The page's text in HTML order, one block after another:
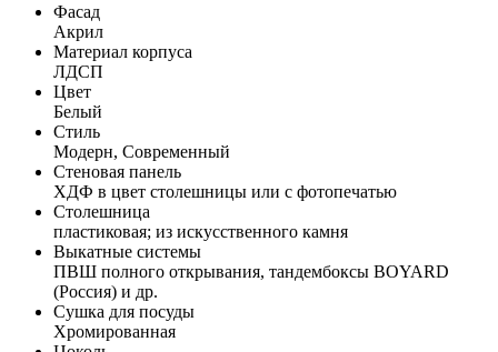
Фасад
Акрил
Материал корпуса
ЛДСП
Цвет
Белый
Стиль
Модерн, Современный
Стеновая панель
ХДФ в цвет столешницы или с фотопечатью
Столешница
пластиковая; из искусственного камня
Выкатные системы
ПВШ полного открывания, тандембоксы BOYARD
(Россия) и др.
Сушка для посуды
Хромированная